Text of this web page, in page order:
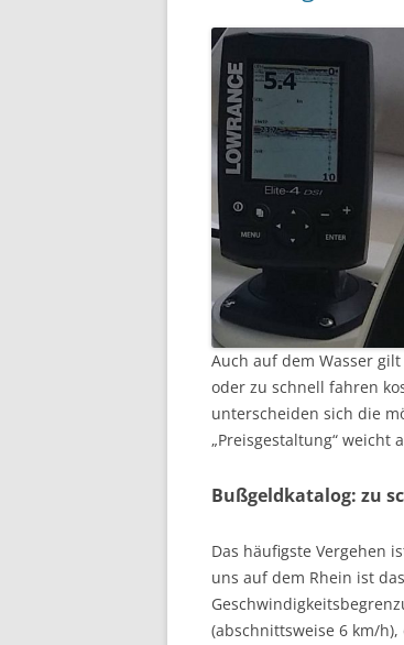
Auch auf dem Wasser
oder zu schnell fahren
unterscheiden sich die
„Preisgestaltung“ weicht
Bußgeldkatalog: zu
Das häufigste Vergehen
uns auf dem Rhein ist
(abschnittsweise 6 km/